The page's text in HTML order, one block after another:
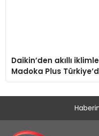
Daikin’den akıllı
Madoka Plus